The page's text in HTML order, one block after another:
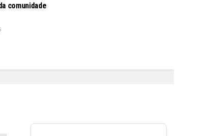
comunidade